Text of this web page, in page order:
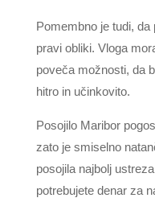
Pomembno je tudi,
pravi obliki. Vloga
poveča možnosti, da
hitro in učinkovito.
Posojilo Maribor
zato je smiselno
posojila najbolj
potrebujete denar za